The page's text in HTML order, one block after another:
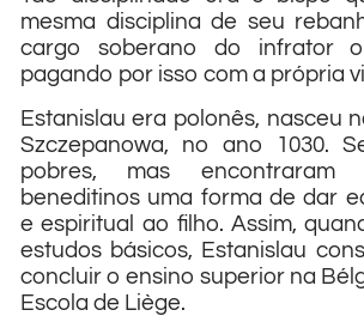
mesma disciplina de seu
cargo soberano do infrator
pagando por isso com a própria
Estanislau era polonês, nasceu
Szczepanowa, no ano 1030.
pobres, mas encontraram
beneditinos uma forma de dar
e espiritual ao filho. Assim,
estudos básicos, Estanislau
concluir o ensino superior na
Escola de Liège.